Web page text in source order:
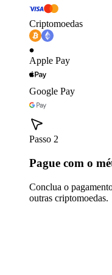
Criptomoedas
Apple Pay
Google Pay
Passo 2
Pague com o
Conclua o
outras criptomoedas.